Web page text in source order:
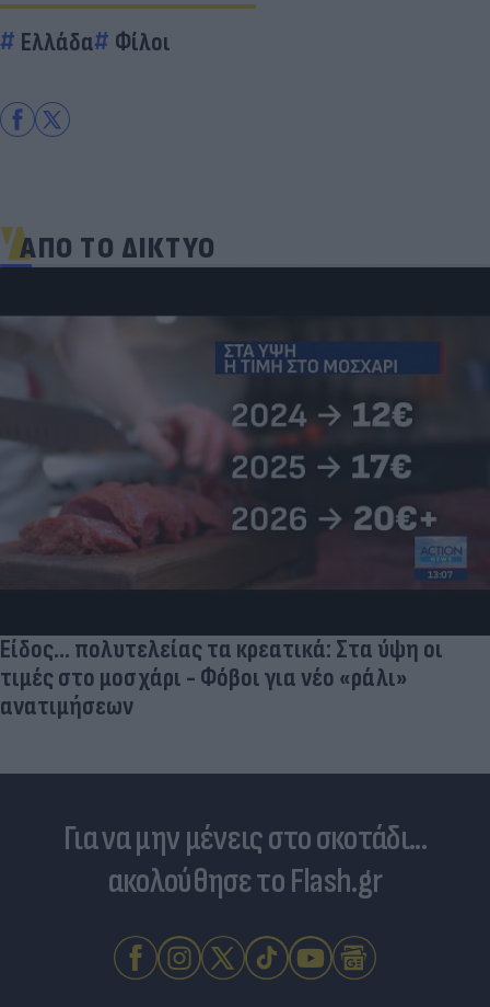
Ελλάδα Φίλοι
ΑΠΟ ΤΟ ΔΙΚΤΥΟ
Είδος... πολυτελείας τα κρεατικά: Στα ύψη οι
τιμές στο μοσχάρι - Φόβοι για νέο «ράλι»
ανατιμήσεων
Για να μην μένεις στο σκοτάδι...
ακολούθησε το Flash.gr